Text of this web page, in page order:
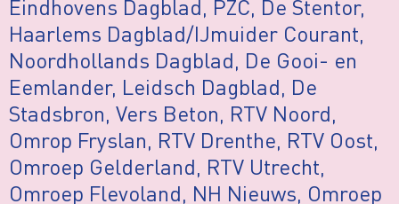
Eindhovens Dagblad, PZC, De Stentor,
Haarlems Dagblad/IJmuider Courant,
Noordhollands Dagblad, De Gooi- en
Eemlander, Leidsch Dagblad, De
Stadsbron, Vers Beton, RTV Noord,
Omrop Fryslan, RTV Drenthe, RTV Oost,
Omroep Gelderland, RTV Utrecht,
Omroep Flevoland, NH Nieuws, Omroep